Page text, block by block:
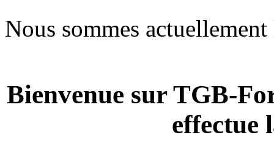
Nous sommes
Bienvenue sur TGB-